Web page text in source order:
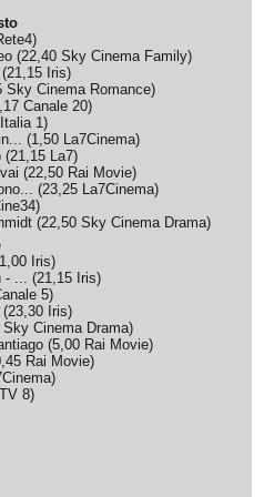
)
(22,40 Sky Cinema Family)
(21,15 Iris)
Sky Cinema Romance)
Canale 20)
Italia 1)
(1,50 La7Cinema)
(21,15 La7)
(22,50 Rai Movie)
(23,25 La7Cinema)
)
(22,50 Sky Cinema Drama)
1,00 Iris)
- ... (21,15 Iris)
5)
(23,30 Iris)
Sky Cinema Drama)
(5,00 Rai Movie)
Rai Movie)
)
TV 8)